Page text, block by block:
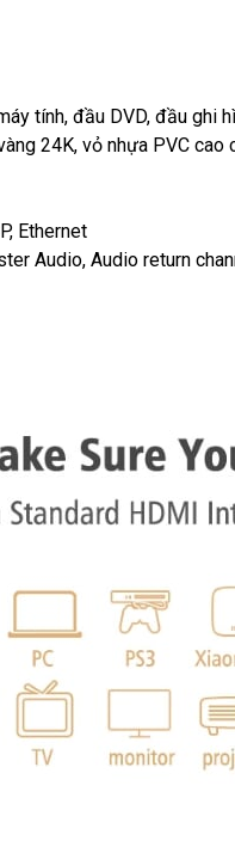
tính, đầu DVD, đầu ghi
24K, vỏ nhựa PVC cao
Ethernet
Audio, Audio return